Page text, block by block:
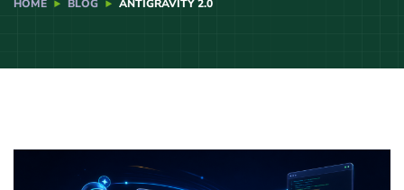
HOME BLOG ANTIGRAVITY 2.0